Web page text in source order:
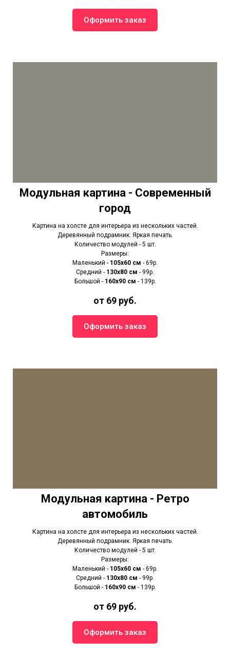
Оформить заказ
Модульная картина - Современный
город
Картина на холсте для интерьера из нескольких частей.
Деревянный подрамник. Яркая печать.
Количество модулей - 5 шт.
Размеры:
Маленький - 105х60 см - 69р.
Средний - 130х80 см - 99р.
Большой - 160х90 см - 139р.
от 69 руб.
Оформить заказ
Модульная картина - Ретро
автомобиль
Картина на холсте для интерьера из нескольких частей.
Деревянный подрамник. Яркая печать.
Количество модулей - 5 шт.
Размеры:
Маленький - 105х60 см - 69р.
Средний - 130х80 см - 99р.
Большой - 160х90 см - 139р.
от 69 руб.
Оформить заказ